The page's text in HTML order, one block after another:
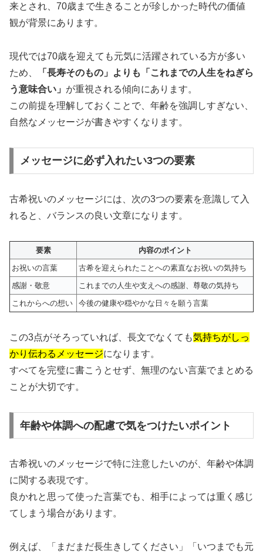
来とされ、70歳まで生きることが珍しかった時代の価値
観が背景にあります。
現代では70歳を迎えても元気に活躍されている方が多い
ため、
「長寿そのもの」よりも「これまでの人生をねぎら
う意味合い」 が重視される傾向にあります。
この前提を理解しておくことで、年齢を強調しすぎない、
自然なメッセージが書きやすくなります。
メッセージに必ず入れたい3つの要素
古希祝いのメッセージには、次の3つの要素を意識して入
れると、バランスの良い文章になります。
要素
内容のポイント
お祝いの言葉
古希を迎えられたことへの素直なお祝いの気持ち
感謝・敬意
これまでの人生や支えへの感謝、尊敬の気持ち
これからへの想い
今後の健康や穏やかな日々を願う言葉
この3点がそろっていれば、長文でなくても気持ちがしっ
かり伝わるメッセージになります。
すべてを完璧に書こうとせず、無理のない言葉でまとめる
ことが大切です。
年齢や体調への配慮で気をつけたいポイント
古希祝いのメッセージで特に注意したいのが、年齢や体調
に関する表現です。
良かれと思って使った言葉でも、相手によっては重く感じ
てしまう場合があります。
例えば、「まだまだ長生きしてください」「いつまでも元